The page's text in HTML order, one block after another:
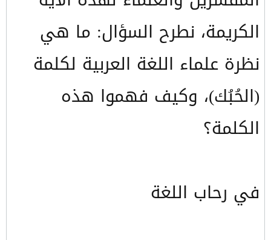
الكريمة، نطرح السؤال: ما هي
نظرة علماء اللغة العربية لكلمة
(الحُبُك)، وكيف فهموا هذه
الكلمة؟
في رحاب اللغة